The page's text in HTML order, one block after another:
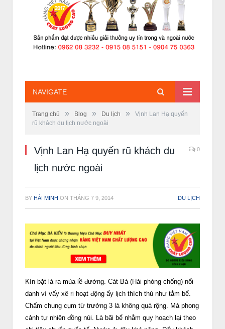
NAVIGATE
Trang chủ » Blog » Du lịch »
Vịnh Lan Hạ quyến
rũ khách du lịch nước ngoài
Vịnh Lan Hạ quyến rũ khách du
lịch nước ngoài
0
BY HẢI MINH ON THÁNG 7 9, 2014 DU LỊCH
Kín bặt là ra mùa lề đường. Cát Bà (Hải phòng chống) nổi
danh vì vấy xê ri hoạt động ẩy lịch thích thú như tắm bể.
Chấm chung cụm từ trưởng 3 là không quá rộng. Mà phong
cảnh tự nhiên đồng núi. Là bãi bể nhằm quy hoạch lại theo